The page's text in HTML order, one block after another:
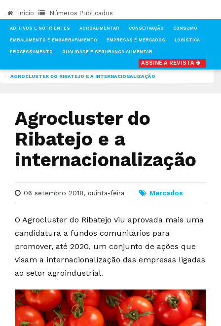
Início Números Publicados
ADITIVOS E NUTRIENTES AGROALIMENTAR CONSERVAÇÃO CONSUMO
EMBALAMENTO E ENGARRAFAMENTO EMPRESAS E MERCADOS LOGÍSTICA
PROCESSAMENTO QUALIDADE E SEGURANÇA ALIMENTAR
ASSINE A REVISTA
AGROCLUSTER DO RIBATEJO E A INTERNACIONALIZAÇÃO
Agrocluster do
Ribatejo e a
internacionalização
06 setembro 2018, quinta-feira Mercados
O Agrocluster do Ribatejo viu aprovada mais uma
candidatura a fundos comunitários para
promover, até 2020, um conjunto de ações que
visam a internacionalização das empresas ligadas
ao setor agroindustrial.